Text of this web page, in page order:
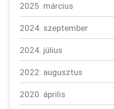
2025. március
2024. szeptember
2024. július
2022. augusztus
2020. április